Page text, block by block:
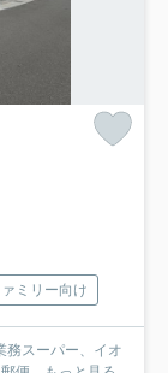
ミリー向け
務スーパー、イオ